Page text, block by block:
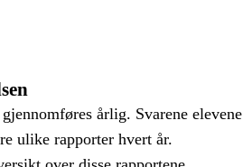
årlig. Svarene elevene
ulike rapporter hvert år.